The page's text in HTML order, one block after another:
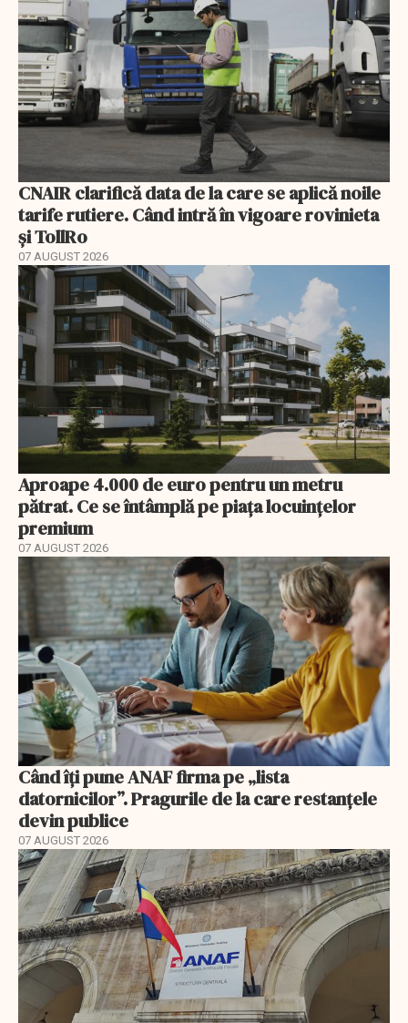
CNAIR clarifică data de la care se aplică noile
tarife rutiere. Când intră în vigoare rovinieta
și TollRo
07 AUGUST 2026
Aproape 4.000 de euro pentru un metru
pătrat. Ce se întâmplă pe piața locuințelor
premium
07 AUGUST 2026
Când îți pune ANAF firma pe „lista
datornicilor”. Pragurile de la care restanțele
devin publice
07 AUGUST 2026